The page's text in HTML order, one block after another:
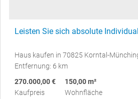
Leisten Sie sich absolute
Haus kaufen in 70825 Korntal-
Entfernung: 6 km
270.000,00 €
Kaufpreis
150,00 m²
Wohnfläche